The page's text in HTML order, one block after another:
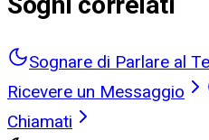
Sognare di Parlare al
Ricevere un Messaggio
Chiamati